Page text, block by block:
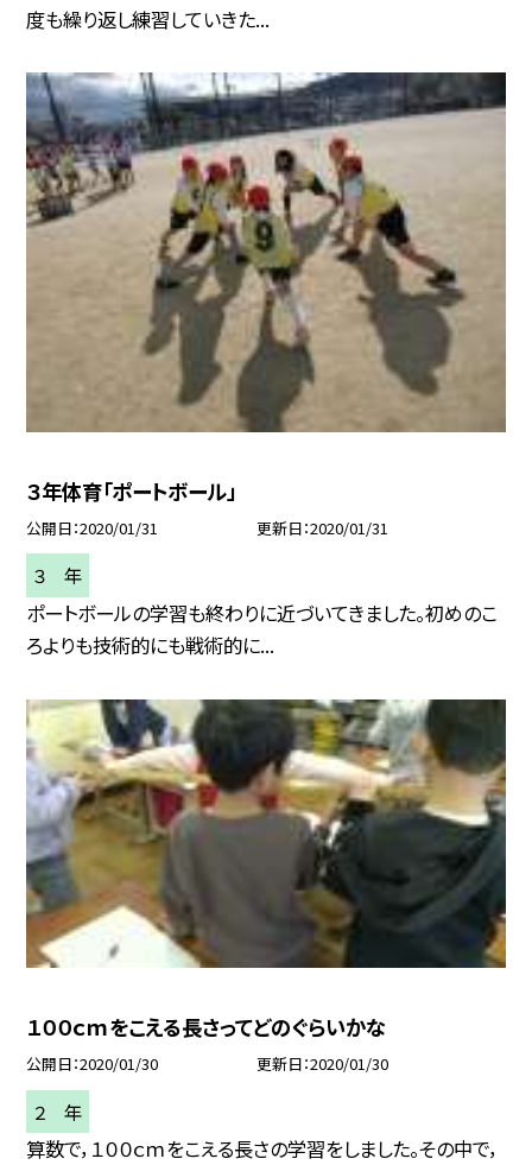
度も繰り返し練習していきた...
３年体育「ポートボール」
公開日 2020/01/31 更新日 2020/01/31
３ 年
ポートボールの学習も終わりに近づいてきました。初めのこ
ろよりも技術的にも戦術的に...
１００ｃｍをこえる長さってどのぐらいかな
公開日 2020/01/30 更新日 2020/01/30
２ 年
算数で，１００ｃｍをこえる長さの学習をしました。その中で，